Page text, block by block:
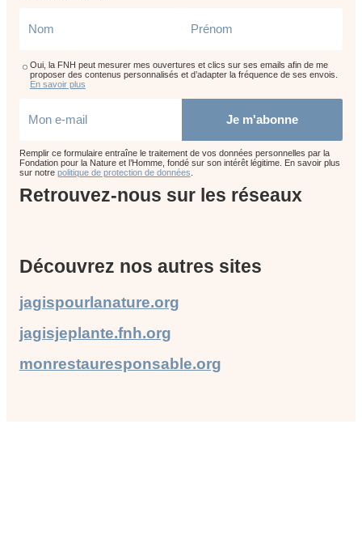
Oui, la FNH peut mesurer mes ouvertures et clics sur ses emails afin de me
proposer des contenus personnalisés et d’adapter la fréquence de ses envois.
En savoir plus
Je m'abonne
Remplir ce formulaire entraîne le traitement de vos données personnelles par la
Fondation pour la Nature et l’Homme, fondé sur son intérêt légitime. En savoir plus
sur notre politique de protection de données
Retrouvez-nous sur les réseaux
Découvrez nos autres sites
jagispourlanature.org
jagisjeplante.fnh.org
monrestauresponsable.org